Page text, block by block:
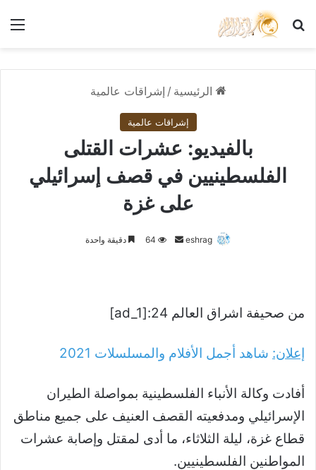
بحث عن
الرئيسية / إشراقات عالمية
إشراقات عالمية
بالفيديو: عشرات القتلى
الفلسطينيين في قصف إسرائيلي
على غزة
eshrag
أرسل 64 دقيقة واحدة
من صحيفة اشراق العالم 24:[ad_1]
إعلان: شاهد أجمل الأفلام والمسلسلات 2021
أفادت وكالة الأنباء الفلسطينية بمواصلة الطيران
الإسرائيلي ومدفعيته القصف العنيف على جميع مناطق
قطاع غزة، ليلة الثلاثاء، ما أدى لمقتل وإصابة عشرات
المواطنين الفلسطينيين.